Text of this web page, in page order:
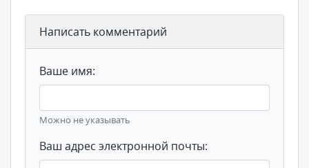
Написать комментарий
Ваше имя:
Можно не указывать
Ваш адрес электронной почты: